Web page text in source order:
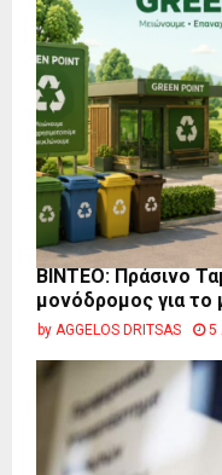
BINTEO: Πράσινο
μονόδρομος για το
by AGGELOS DRITSAS 5